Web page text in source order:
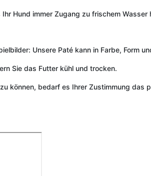
Hund immer Zugang zu frischem Wasser
Unsere Paté kann in Farbe, Form
Sie das Futter kühl und trocken.
können, bedarf es Ihrer Zustimmung